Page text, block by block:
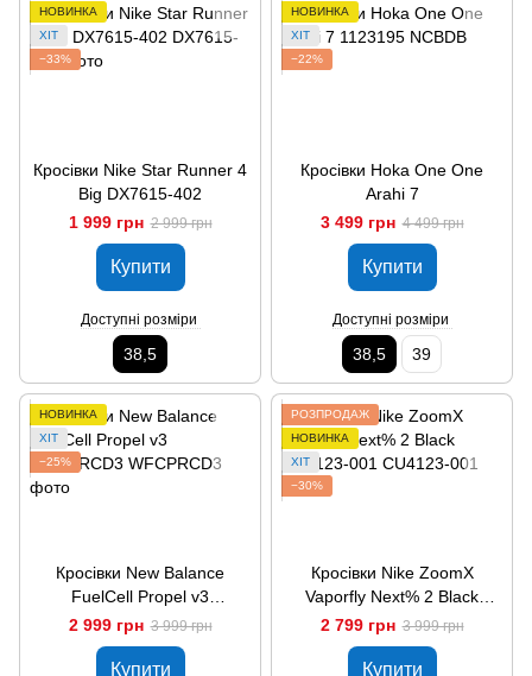
НОВИНКА
ХІТ
−33%
Кросівки Nike Star Runner 4
Big DX7615-402
1 999 грн 2 999 грн
Купити
Доступні розміри
38,5
НОВИНКА
ХІТ
−22%
Кросівки Hoka One One
Arahi 7
3 499 грн 4 499 грн
Купити
Доступні розміри
38,5 39
НОВИНКА
ХІТ
−25%
Кросівки New Balance
FuelCell Propel v3
WFCPRCD3
2 999 грн 3 999 грн
Купити
РОЗПРОДАЖ
НОВИНКА
ХІТ
−30%
Кросівки Nike ZoomX
Vaporfly Next% 2 Black
CU4123-001
2 799 грн 3 999 грн
Купити